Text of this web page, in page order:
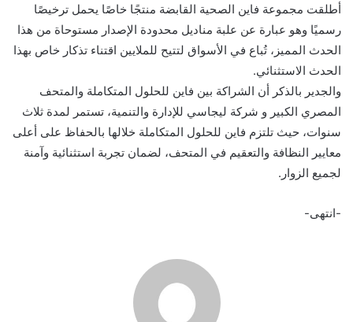
أطلقت مجموعة فاين الصحية القابضة منتجًا خاصًا يحمل ترخيصًا
رسميًا وهو عبارة عن علبة مناديل محدودة الإصدار مستوحاة من هذا
الحدث المميز، تُباع في الأسواق لتتيح للملايين اقتناء تذكار خاص بهذا
الحدث الاستثنائي.
والجدير بالذكر أن الشراكة بين فاين للحلول المتكاملة والمتحف
المصري الكبير و شركة ليجاسي للإدارة والتنمية، تستمر لمدة ثلاث
سنوات، حيث تلتزم فاين للحلول المتكاملة خلالها بالحفاظ على أعلى
معايير النظافة والتعقيم في المتحف، لضمان تجربة استثنائية وآمنة
لجميع الزوار.
-انتهى-